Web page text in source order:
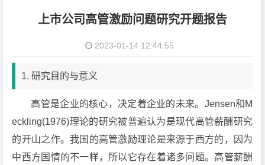
上市公司高管激励问题研究开题报告
2023-01-14 12:44:55
1. 研究目的与意义
高管是企业的核心，决定着企业的未来。Jensen和M
eckling(1976)理论的研究被普遍认为是现代高管薪酬研究
的开山之作。我国的高管激励理论是来源于西方的，因为
中西方国情的不一样，所以它存在着诸多问题。高管薪酬